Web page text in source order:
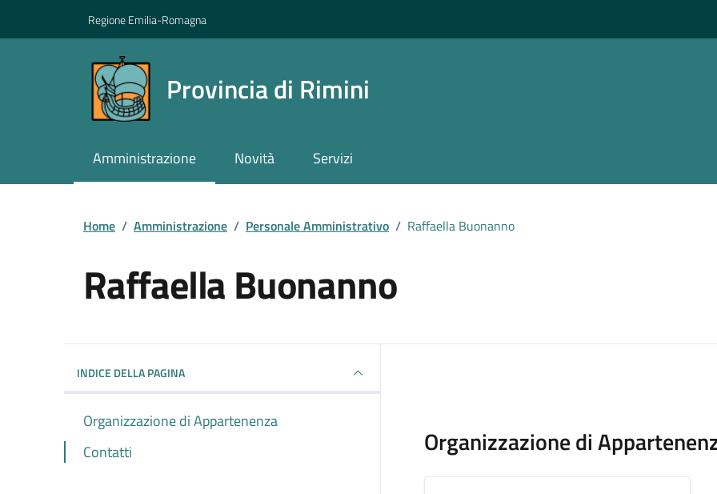
Regione Emilia-Romagna
Provincia di Rimini
Amministrazione Novità Servizi
Home / Amministrazione / Personale Amministrativo / Raffaella Buonanno
Raffaella Buonanno
INDICE DELLA PAGINA
Organizzazione di Appartenenza
Contatti
Organizzazione di